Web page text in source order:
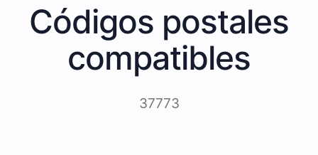
Códigos postales
compatibles
37773